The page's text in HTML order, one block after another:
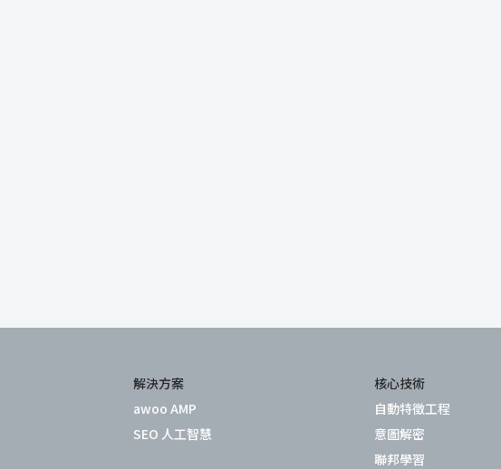
解決方案
awoo AMP
SEO 人工智慧
核心技術
自動特徵工程
意圖解密
聯邦學習